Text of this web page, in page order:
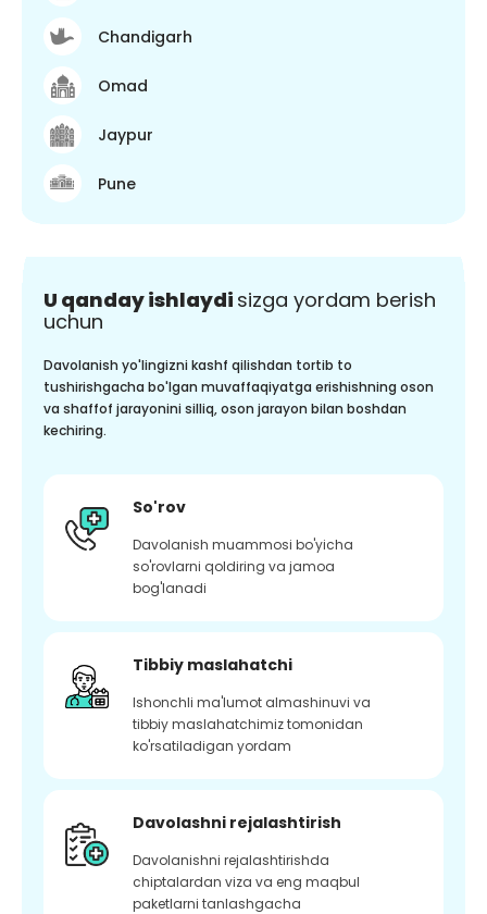
Chandigarh
Omad
Jaypur
Pune
U qanday ishlaydi sizga yordam berish
uchun
Davolanish yo'lingizni kashf qilishdan tortib to
tushirishgacha bo'lgan muvaffaqiyatga erishishning oson
va shaffof jarayonini silliq, oson jarayon bilan boshdan
kechiring.
So'rov
Davolanish muammosi bo'yicha
so'rovlarni qoldiring va jamoa
bog'lanadi
Tibbiy maslahatchi
Ishonchli ma'lumot almashinuvi va
tibbiy maslahatchimiz tomonidan
ko'rsatiladigan yordam
Davolashni rejalashtirish
Davolanishni rejalashtirishda
chiptalardan viza va eng maqbul
paketlarni tanlashgacha